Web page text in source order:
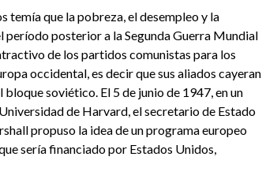
temía que la pobreza, el desempleo y la
período posterior a la Segunda Guerra Mundial
de los partidos comunistas para los
occidental, es decir que sus aliados cayeran
bloque soviético. El 5 de junio de 1947, en un
de Harvard, el secretario de Estado
propuso la idea de un programa europeo
sería financiado por Estados Unidos,